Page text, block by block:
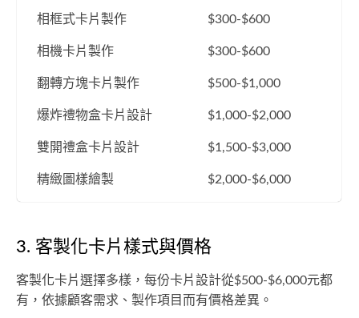
相框式卡片製作 $300-$600
相機卡片製作 $300-$600
翻轉方塊卡片製作 $500-$1,000
爆炸禮物盒卡片設計 $1,000-$2,000
雙開禮盒卡片設計 $1,500-$3,000
精緻圖樣繪製 $2,000-$6,000
3. 客製化卡片樣式與價格
客製化卡片選擇多樣，每份卡片設計從$500-$6,000元都
有，依據顧客需求、製作項目而有價格差異。